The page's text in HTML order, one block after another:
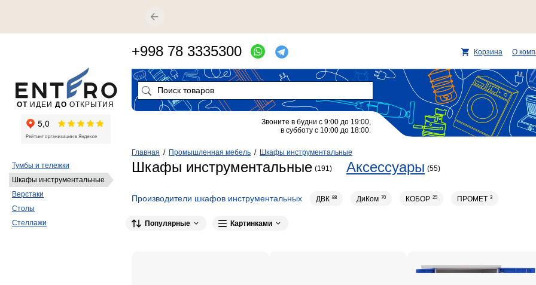
Главная / Промышленная мебель / Шкафы инструментальные
Шкафы инструментальные (191) Аксессуары (55)
Производители шкафов инструментальных ДВК 88 ДиКом 70 КОБОР 25 ПРОМЕТ 3
Популярные Картинками
Тумбы и тележки
Шкафы инструментальные
Верстаки
Столы
Стеллажи
ОТ ИДЕИ ДО ОТКРЫТИЯ
+998 78 3335300 Корзина О
Звоните в будни с 9:00 до 19:00,
в субботу с 10:00 до 18:00.